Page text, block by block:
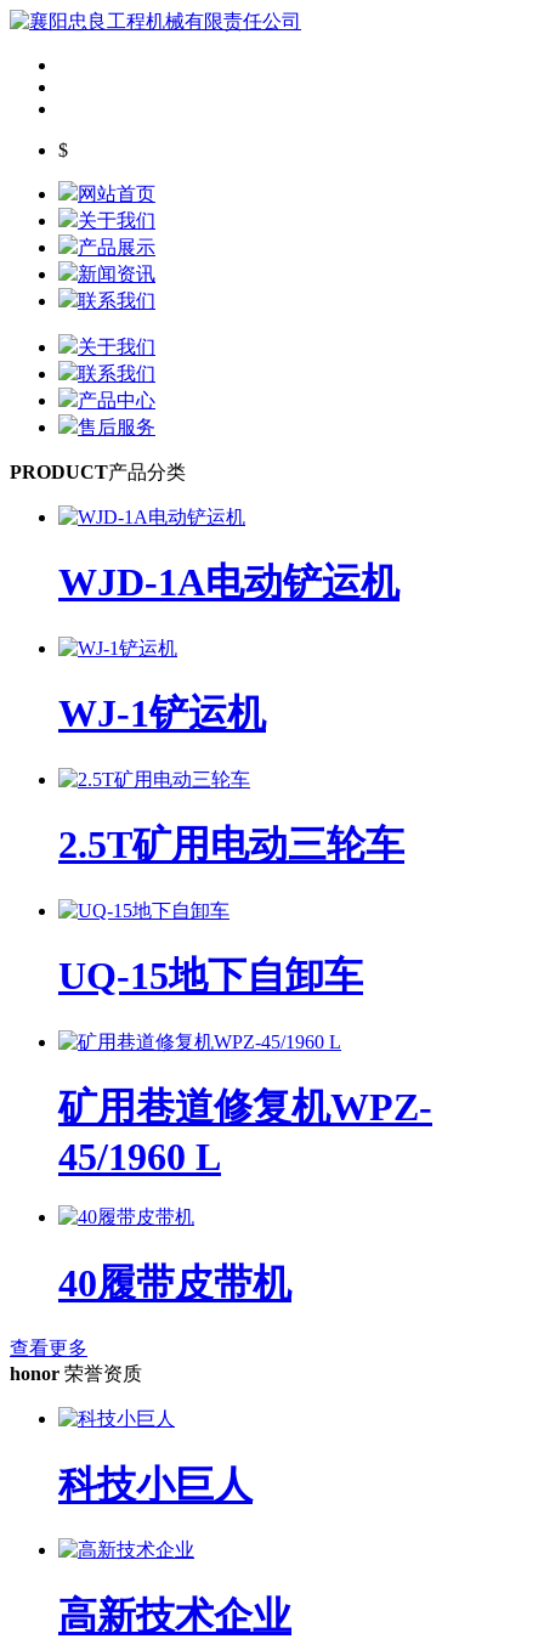
$
网站首页
关于我们
产品展示
新闻资讯
联系我们
关于我们
联系我们
产品中心
售后服务
PRODUCT产品分类
WJD-1A电动铲运机
WJ-1铲运机
2.5T矿用电动三轮车
UQ-15地下自卸车
矿用巷道修复机WPZ-
45/1960 L
40履带皮带机
查看更多
honor 荣誉资质
科技小巨人
高新技术企业